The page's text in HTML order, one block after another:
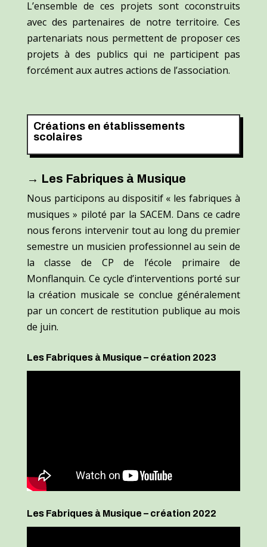
L’ensemble de ces projets sont coconstruits
avec des partenaires de notre territoire. Ces
partenariats nous permettent de proposer ces
projets à des publics qui ne participent pas
forcément aux autres actions de l’association.
Créations en établissements
scolaires
→ Les Fabriques à Musique
Nous participons au dispositif « les fabriques à
musiques » piloté par la SACEM. Dans ce cadre
nous ferons intervenir tout au long du premier
semestre un musicien professionnel au sein de
la classe de CP de l’école primaire de
Monflanquin. Ce cycle d’interventions porté sur
la création musicale se conclue généralement
par un concert de restitution publique au mois
de juin.
Les Fabriques à Musique – création 2023
Les Fabriques à Musique – création 2022